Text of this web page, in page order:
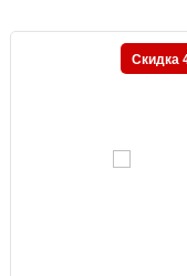
Скидка